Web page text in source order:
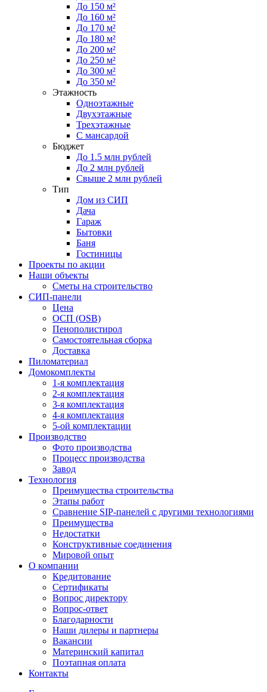
До 150 м²
До 160 м²
До 170 м²
До 180 м²
До 200 м²
До 250 м²
До 300 м²
До 350 м²
Этажность
Одноэтажные
Двухэтажные
Трехэтажные
С мансардой
Бюджет
До 1.5 млн рублей
До 2 млн рублей
Свыше 2 млн рублей
Тип
Дом из СИП
Дача
Гараж
Бытовки
Баня
Гостиницы
Проекты по акции
Наши объекты
Сметы на строительство
СИП-панели
Цена
ОСП (OSB)
Пенополистирол
Самостоятельная сборка
Доставка
Пиломатериал
Домокомплекты
1-я комплектация
2-я комплектация
3-я комплектация
4-я комплектация
5-ой комплектации
Производство
Фото производства
Процесс производства
Завод
Технология
Преимущества строительства
Этапы работ
Сравнение SIP-панелей с другими технологиями
Преимущества
Недостатки
Конструктивные соединения
Мировой опыт
О компании
Кредитование
Сертификаты
Вопрос директору
Вопрос-ответ
Благодарности
Наши дилеры и партнеры
Вакансии
Материнский капитал
Поэтапная оплата
Контакты